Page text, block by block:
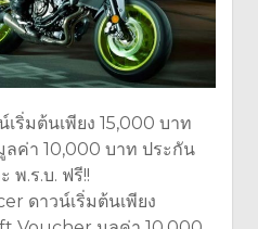
ริ่มต้นเพียง 15,000 บาท
ค่า 10,000 บาท ประกัน
พ.ร.บ. ฟรี!!
ดาวน์เริ่มต้นเพียง